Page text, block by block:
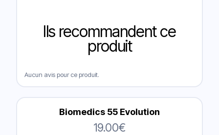
Ils recommandent ce
produit
Aucun avis pour ce produit.
Biomedics 55 Evolution
19.00€